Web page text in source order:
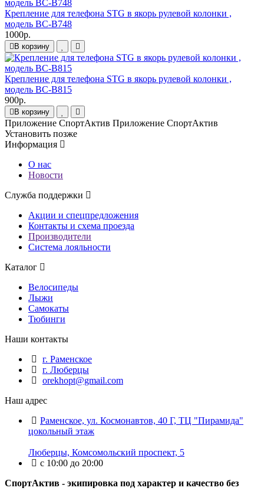
Крепление для телефона STG в якорь рулевой колонки ,
модель BC-B748
1000р.
В корзину
Крепление для телефона STG в якорь рулевой колонки ,
модель BC-B815
900р.
В корзину
Приложение СпортАктив Приложение СпортАктив
Установить позже
Информация
О нас
Новости
Служба поддержки
Акции и спецпредложения
Контакты и схема проезда
Производители
Система лояльности
Каталог
Велосипеды
Лыжи
Самокаты
Тюбинги
Наши контакты
г. Раменское
г. Люберцы
orekhopt@gmail.com
Наш адрес
Раменское, ул. Космонавтов, 40 Г, ТЦ "Пирамида"
цокольный этаж
Люберцы, Комсомольский проспект, 5
с 10:00 до 20:00
СпортАктив - экипировка под характер и качество без